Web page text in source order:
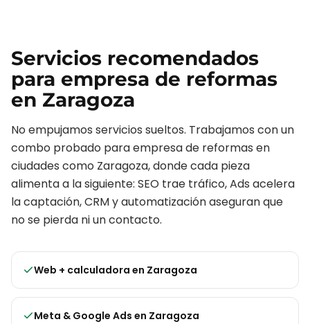
Servicios recomendados
para empresa de reformas
en Zaragoza
No empujamos servicios sueltos. Trabajamos con un
combo probado paraempresa de reformas en
ciudades como Zaragoza, donde cada pieza
alimenta a la siguiente: SEO trae tráfico, Ads acelera
la captación, CRM y automatización aseguran que
no se pierda ni un contacto.
Web + calculadora en Zaragoza
Meta & Google Ads en Zaragoza